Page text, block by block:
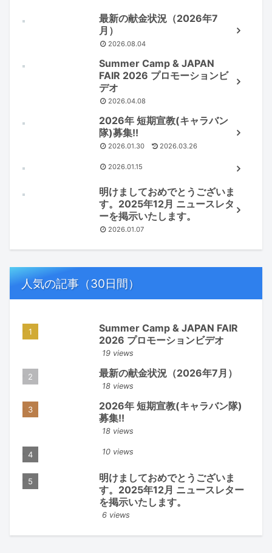
最新の献金状況（2026年7
月）
2026.08.04
Summer Camp & JAPAN
FAIR 2026 プロモーションビ
デオ
2026.04.08
2026年 短期宣教(キャラバン
隊)募集!!
2026.01.30 2026.03.26
2026.01.15
明けましておめでとうございま
す。2025年12月 ニュースレタ
ーを掲示いたします。
2026.01.07
人気の記事（30日間）
Summer Camp & JAPAN FAIR
2026 プロモーションビデオ
19 views
最新の献金状況（2026年7月）
18 views
2026年 短期宣教(キャラバン隊)
募集!!
18 views
10 views
明けましておめでとうございま
す。2025年12月 ニュースレター
を掲示いたします。
6 views